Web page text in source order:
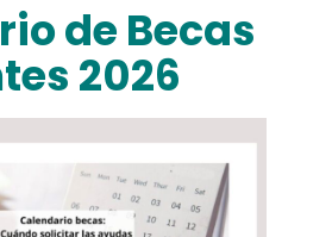
de Becas
2026